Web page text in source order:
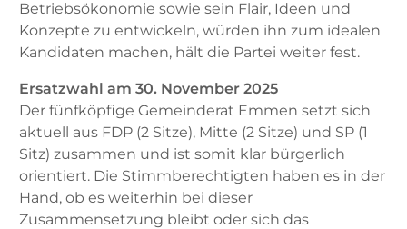
Betriebsökonomie sowie sein Flair, Ideen und
Konzepte zu entwickeln, würden ihn zum idealen
Kandidaten machen, hält die Partei weiter fest.
Ersatzwahl am 30. November 2025
Der fünfköpfige Gemeinderat Emmen setzt sich
aktuell aus FDP (2 Sitze), Mitte (2 Sitze) und SP (1
Sitz) zusammen und ist somit klar bürgerlich
orientiert. Die Stimmberechtigten haben es in der
Hand, ob es weiterhin bei dieser
Zusammensetzung bleibt oder sich das